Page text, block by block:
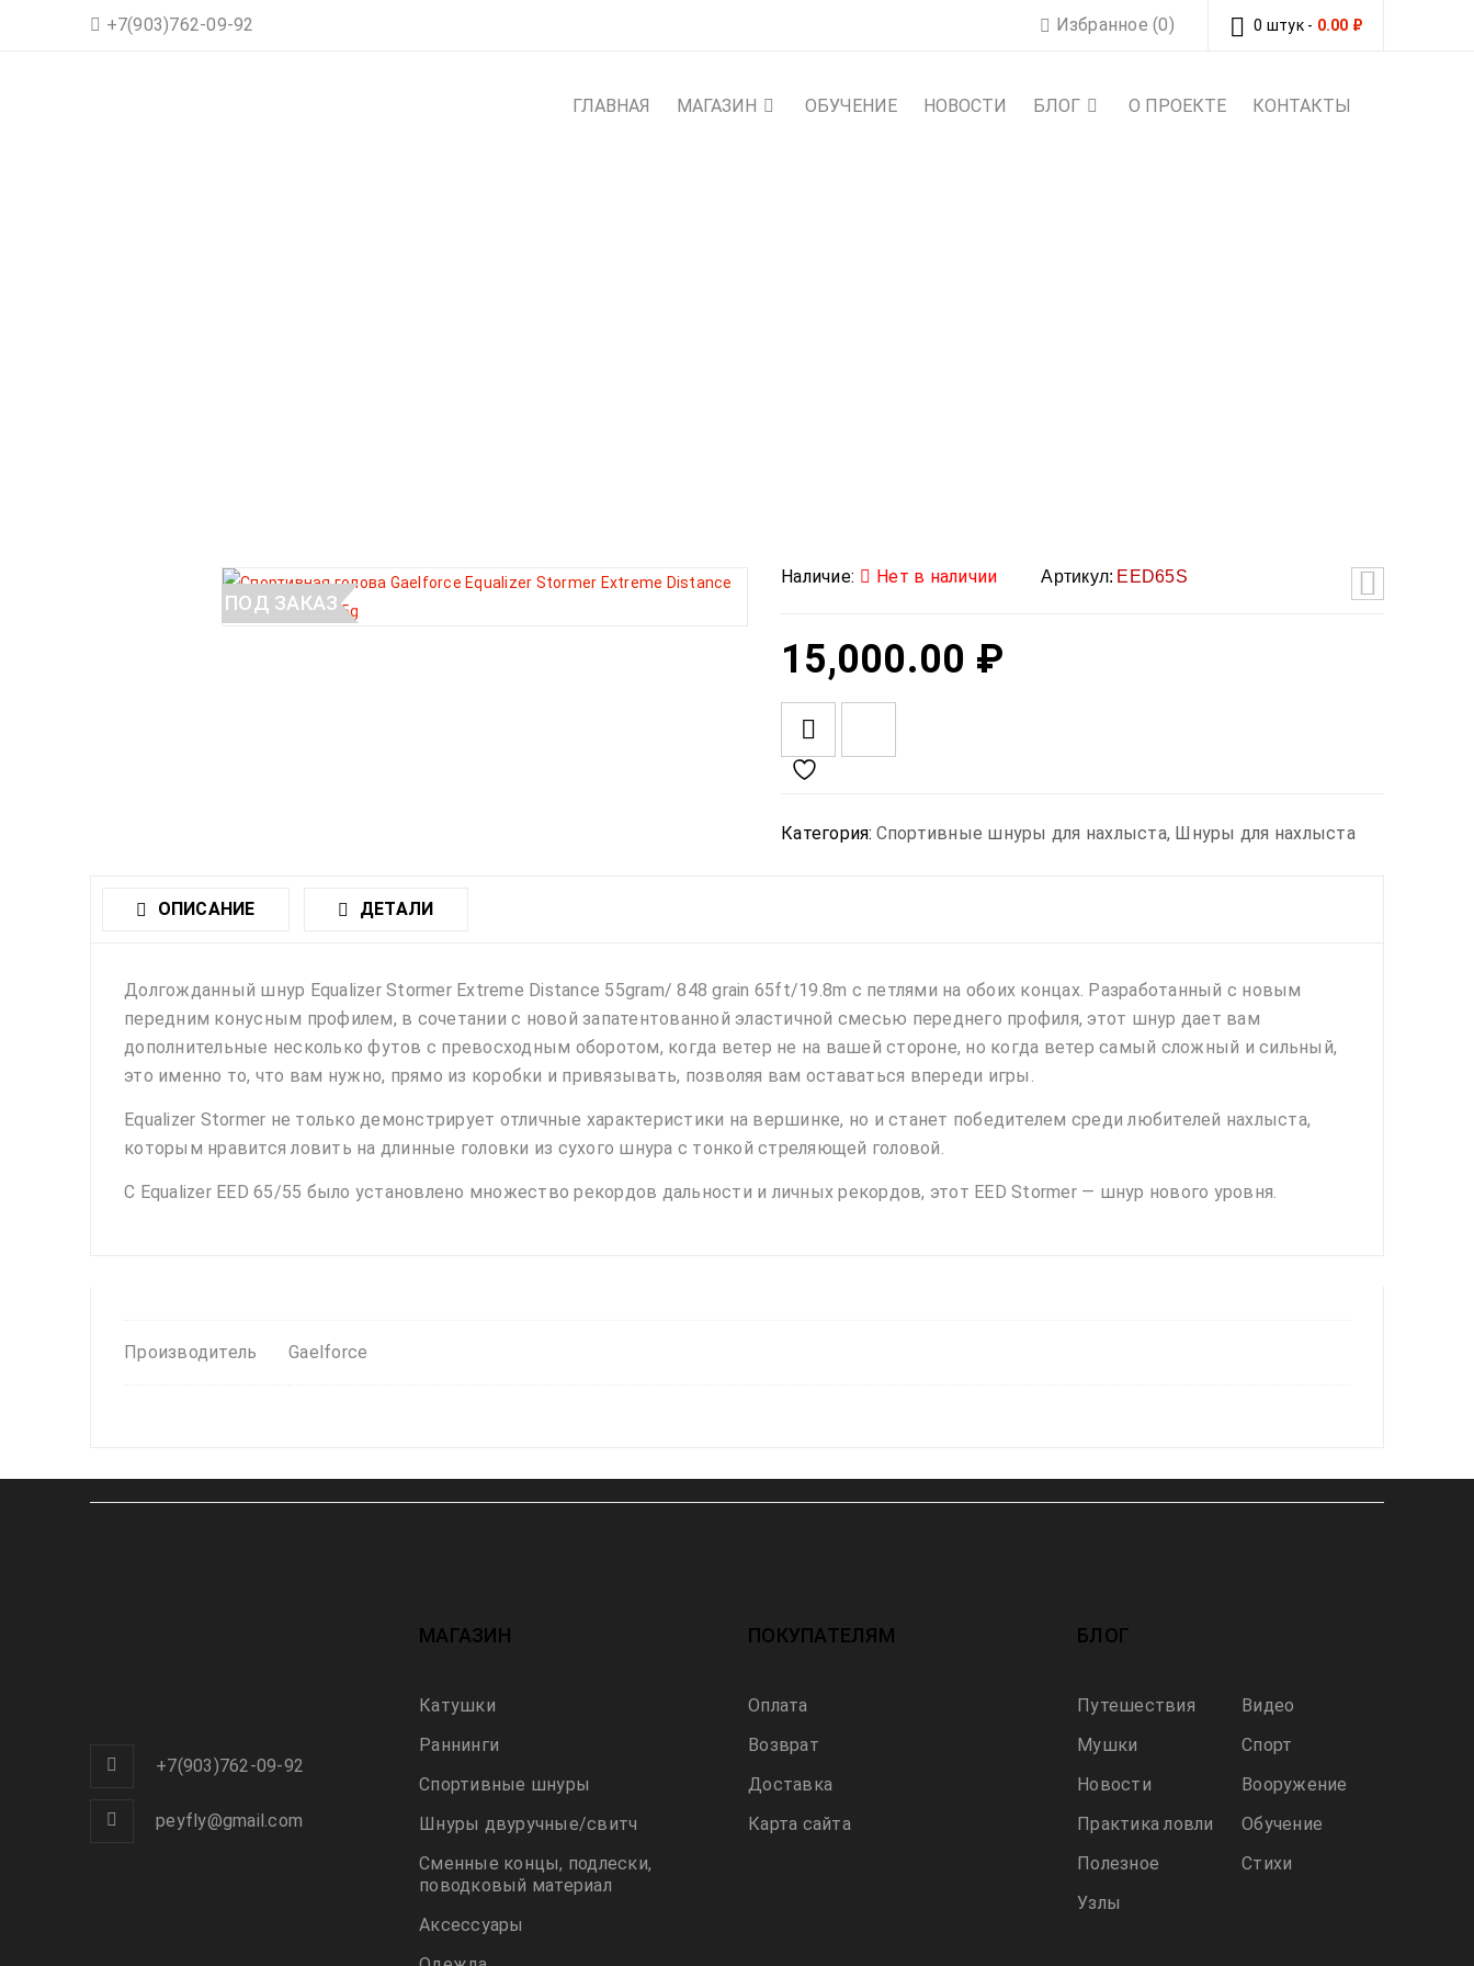
+7(903)762-09-92 0 штук - 0.00 ₽
Избранное (0)
ГЛАВНАЯ МАГАЗИН ОБУЧЕНИЕ НОВОСТИ БЛОГ О ПРОЕКТЕ КОНТАКТЫ
ПОД ЗАКАЗ
Наличие: Нет в наличии Артикул: EED65S
15,000.00 ₽
Категория: Спортивные шнуры для нахлыста, Шнуры для нахлыста
ОПИСАНИЕ ДЕТАЛИ
Долгожданный шнур Equalizer Stormer Extreme Distance 55gram/ 848 grain 65ft/19.8m с петлями на обоих концах. Разработанный с новым
передним конусным профилем, в сочетании с новой запатентованной эластичной смесью переднего профиля, этот шнур дает вам
дополнительные несколько футов с превосходным оборотом, когда ветер не на вашей стороне, но когда ветер самый сложный и сильный,
это именно то, что вам нужно, прямо из коробки и привязывать, позволяя вам оставаться впереди игры.
Equalizer Stormer не только демонстрирует отличные характеристики на вершинке, но и станет победителем среди любителей нахлыста,
которым нравится ловить на длинные головки из сухого шнура с тонкой стреляющей головой.
С Equalizer EED 65/55 было установлено множество рекордов дальности и личных рекордов, этот EED Stormer — шнур нового уровня.
Производитель Gaelforce
+7(903)762-09-92
peyfly@gmail.com
МАГАЗИН
Катушки
Раннинги
Спортивные шнуры
Шнуры двуручные/свитч
Сменные концы, подлески,
поводковый материал
Аксессуары
ПОКУПАТЕЛЯМ
Оплата
Возврат
Доставка
Карта сайта
БЛОГ
Путешествия
Мушки
Новости
Практика ловли
Полезное
Узлы
Видео
Спорт
Вооружение
Обучение
Стихи